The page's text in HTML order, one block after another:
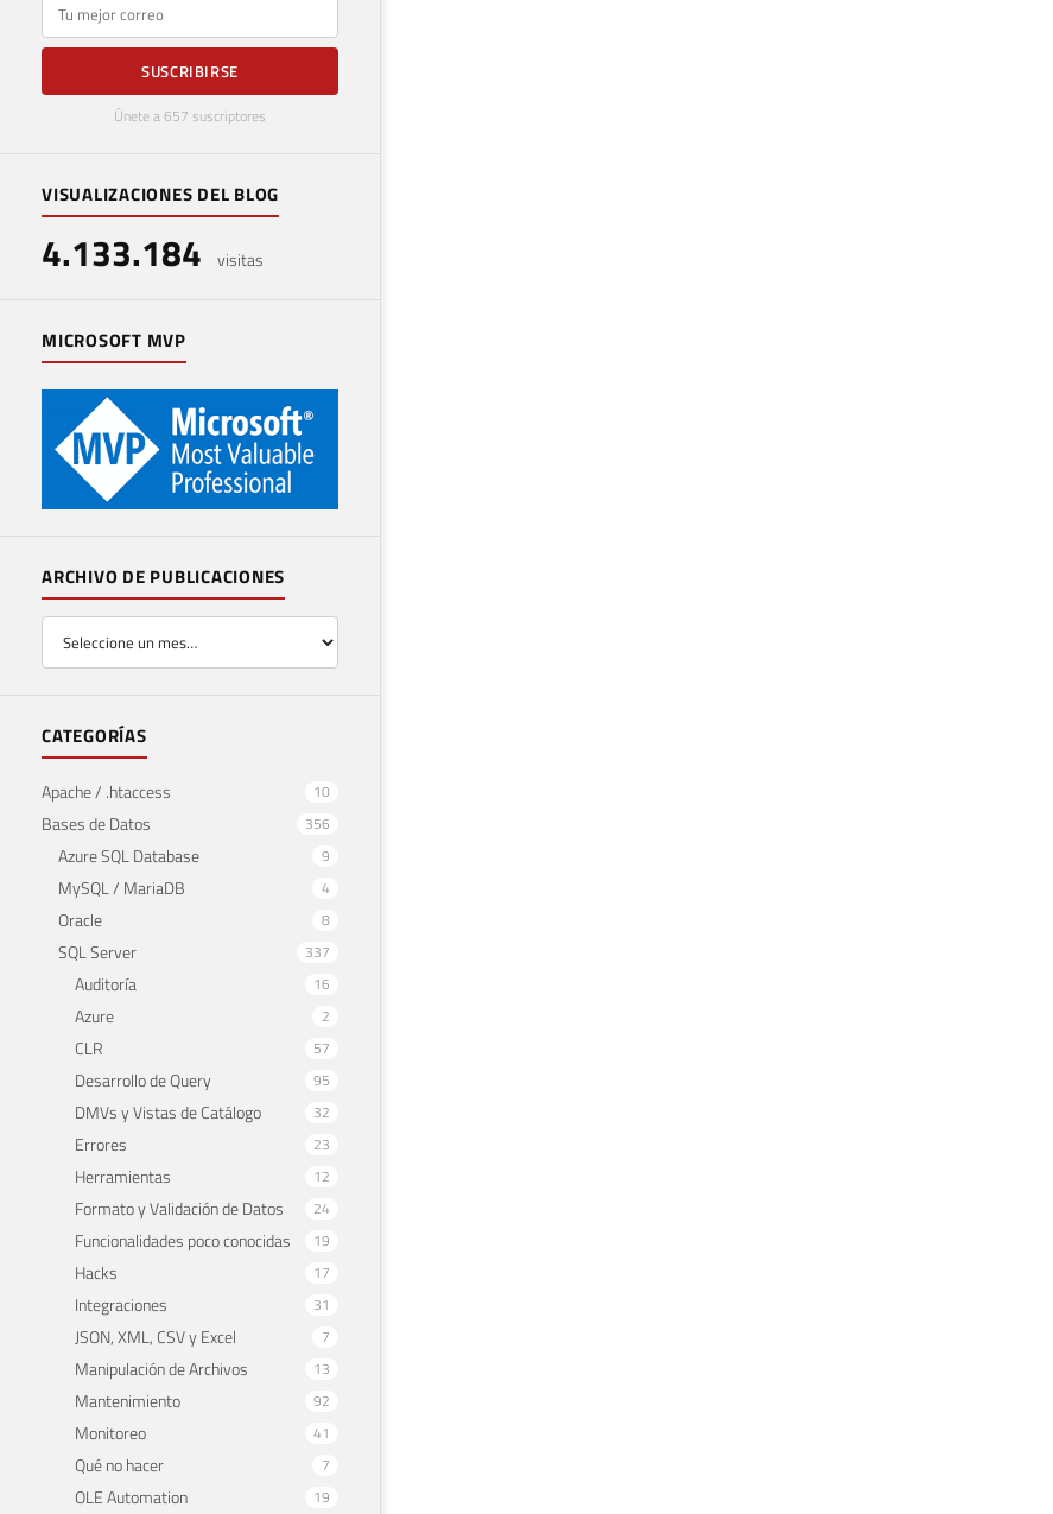
SUSCRIBIRSE
Únete a 657 suscriptores
VISUALIZACIONES DEL BLOG
4.133.184 visitas
MICROSOFT MVP
ARCHIVO DE PUBLICACIONES
CATEGORÍAS
Apache / .htaccess 10
Bases de Datos 356
Azure SQL Database 9
MySQL / MariaDB 4
Oracle 8
SQL Server 337
Auditoría 16
Azure 2
CLR 57
Desarrollo de Query 95
DMVs y Vistas de Catálogo 32
Errores 23
Herramientas 12
Formato y Validación de Datos 24
Funcionalidades poco conocidas 19
Hacks 17
Integraciones 31
JSON, XML, CSV y Excel 7
Manipulación de Archivos 13
Mantenimiento 92
Monitoreo 41
Qué no hacer 7
OLE Automation 19